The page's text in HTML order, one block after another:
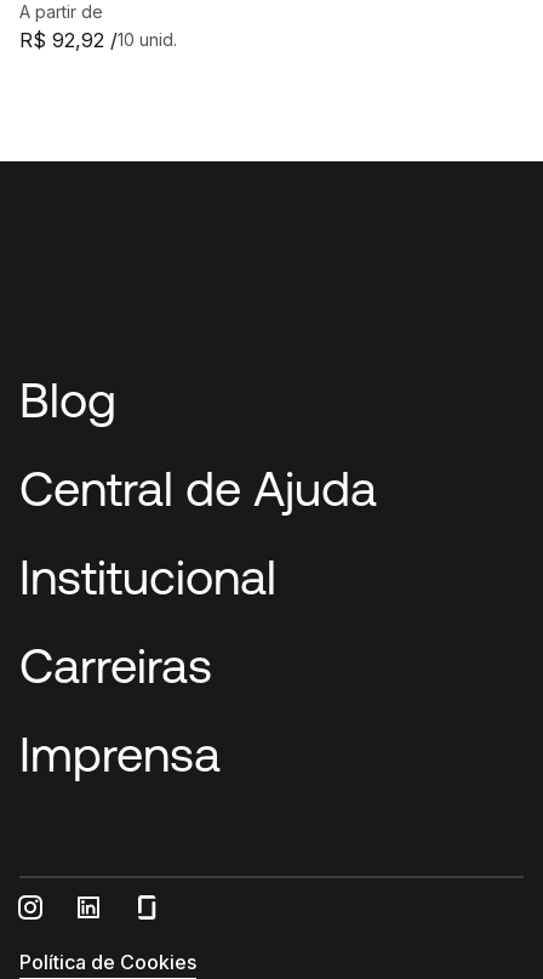
A partir de
10 unid.
R$ 92,92 /
Blog
Central de Ajuda
Institucional
Carreiras
Imprensa
Política de Cookies